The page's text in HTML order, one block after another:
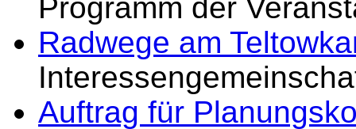
Programm der
Radwege am
Auftrag für